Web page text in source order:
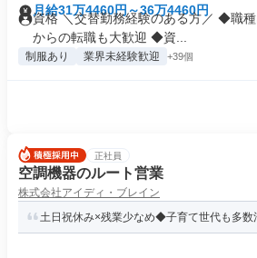
月給31万4460円～36万4460円
資格 ＼交替勤務経験のある方／ ◆職
からの転職も大歓迎 ◆資...
制服あり 業界未経験歓迎 +39個
正社員
空調機器のルート営業
株式会社アイディ・ブレイン
土日祝休み×残業少なめ◆子育て世代も多数